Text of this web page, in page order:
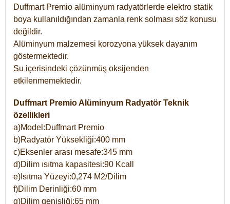
Duffmart Premio alüminyum radyatörlerde elektro statik
boya kullanıldığından zamanla renk solması söz konusu
değildir.
Alüminyum malzemesi korozyona yüksek dayanım
göstermektedir.
Su içerisindeki çözünmüş oksijenden
etkilenmemektedir.
Duffmart Premio Alüminyum Radyatör Teknik
özellikleri
a)Model:Duffmart Premio
b)Radyatör Yüksekliği:400 mm
c)Eksenler arası mesafe:345 mm
d)Dilim ısıtma kapasitesi:90 Kcall
e)Isıtma Yüzeyi:0,274 M2/Dilim
f)Dilim Derinliği:60 mm
g)Dilim genişliği:65 mm